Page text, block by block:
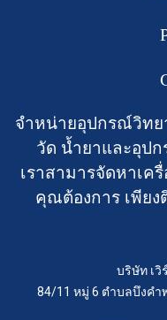
จำหน่ายอุปกรณ์วิทย
วัด น้ำยาและอุป
เราสามารจัดหาเค
คุณต้องการ เพียง
บริษัท เวิ
84/11 หมู่ 6 ตำบลบึงคำ